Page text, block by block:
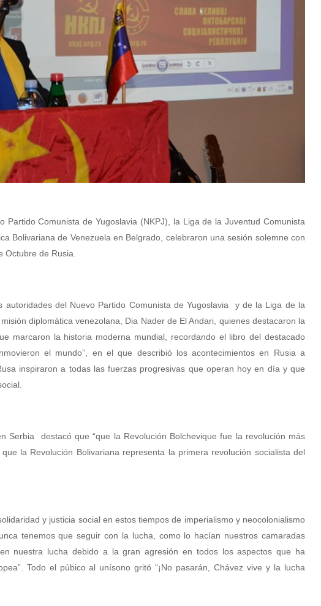
Partido Comunista de Yugoslavia (NKPJ), la Liga de la Juventud Comunista
Bolivariana de Venezuela en Belgrado, celebraron una sesión solemne con
de Rusia.
del Nuevo Partido Comunista de Yugoslavia y de la Liga de la
diplomática venezolana, Dia Nader de El Andari, quienes destacaron la
marcaron la historia moderna mundial, recordando el libro del destacado
el mundo”, en el que describió los acontecimientos en Rusia a
inspiraron a todas las fuerzas progresivas que operan hoy en día y que
Serbia destacó que “que la Revolución Bolchevique fue la revolución más
la Revolución Bolivariana representa la primera revolución socialista del
y justicia social en estos tiempos de imperialismo y neocolonialismo
tenemos que seguir con la lucha, como lo hacían nuestros camaradas
nuestra lucha debido a la gran agresión en todos los aspectos que ha
Todo el púbico al unísono gritó “¡No pasarán, Chávez vive y la lucha